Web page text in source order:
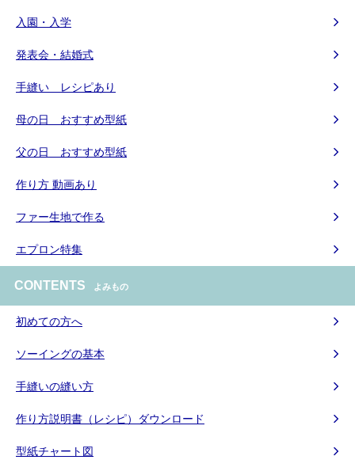
入園・入学
発表会・結婚式
手縫い レシピあり
母の日 おすすめ型紙
父の日 おすすめ型紙
作り方 動画あり
ファー生地で作る
エプロン特集
CONTENTS よみもの
初めての方へ
ソーイングの基本
手縫いの縫い方
作り方説明書（レシピ）ダウンロード
型紙チャート図